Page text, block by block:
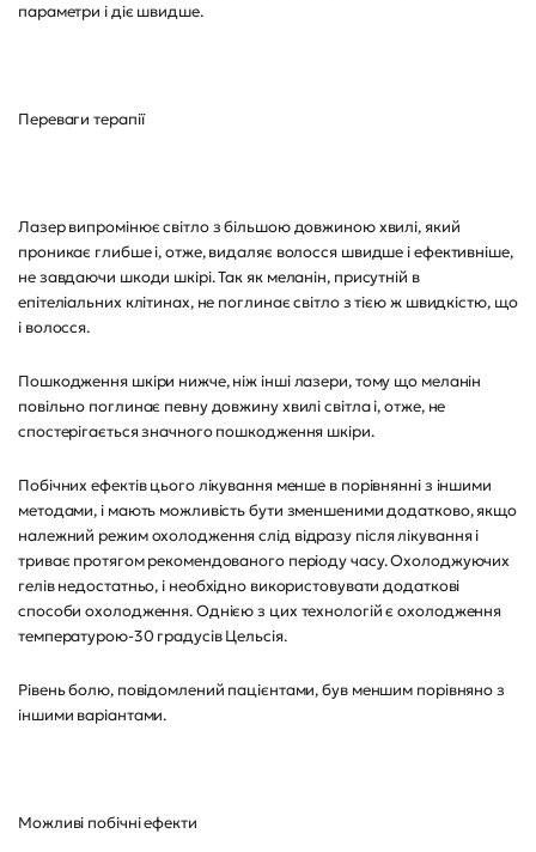
параметри і діє швидше.
Переваги терапії
Лазер випромінює світло з більшою довжиною хвилі, який
проникає глибше і, отже, видаляє волосся швидше і ефективніше,
не завдаючи шкоди шкірі. Так як меланін, присутній в
епітеліальних клітинах, не поглинає світло з тією ж швидкістю, що
і волосся.
Пошкодження шкіри нижче, ніж інші лазери, тому що меланін
повільно поглинає певну довжину хвилі світла і, отже, не
спостерігається значного пошкодження шкіри.
Побічних ефектів цього лікування менше в порівнянні з іншими
методами, і мають можливість бути зменшеними додатково, якщо
належний режим охолодження слід відразу після лікування і
триває протягом рекомендованого періоду часу. Охолоджуючих
гелів недостатньо, і необхідно використовувати додаткові
способи охолодження. Однією з цих технологій є охолодження
температурою-30 градусів Цельсія.
Рівень болю, повідомлений пацієнтами, був меншим порівняно з
іншими варіантами.
Можливі побічні ефекти